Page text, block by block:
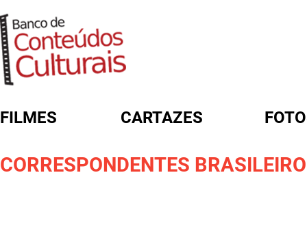
FILMES CARTAZES
CORRESPONDENTES
FORMULÁRIO DE BUSCA